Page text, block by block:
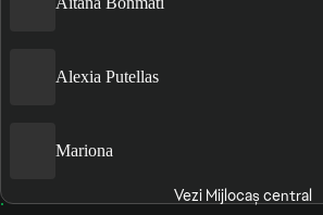
Alexia Putellas
Mariona
Vezi Mijlocaș central